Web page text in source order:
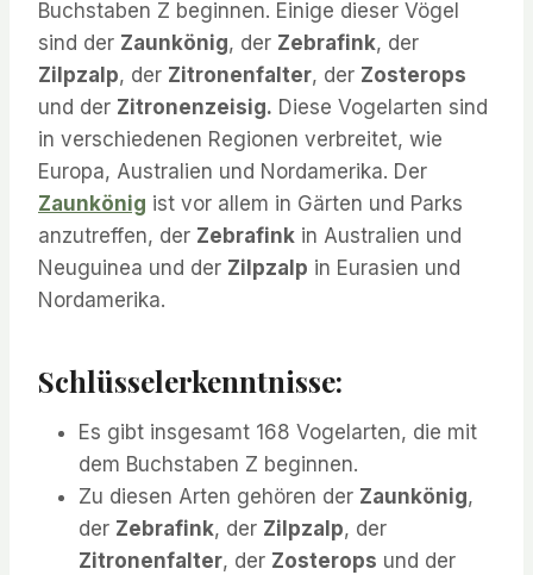
Buchstaben Z beginnen. Einige dieser Vögel
sind der Zaunkönig, der Zebrafink, der
Zilpzalp, der Zitronenfalter, der Zosterops
und der Zitronenzeisig. Diese Vogelarten sind
in verschiedenen Regionen verbreitet, wie
Europa, Australien und Nordamerika. Der
Zaunkönig ist vor allem in Gärten und Parks
anzutreffen, der Zebrafink in Australien und
Neuguinea und der Zilpzalp in Eurasien und
Nordamerika.
Schlüsselerkenntnisse:
Es gibt insgesamt 168 Vogelarten, die mit
dem Buchstaben Z beginnen.
Zu diesen Arten gehören der Zaunkönig,
der Zebrafink, der Zilpzalp, der
Zitronenfalter, der Zosterops und der